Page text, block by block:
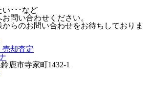
･･･など
問い合わせください。
らのお問い合わせをお待ちしておりま
売却査定
鹿市寺家町1432-1